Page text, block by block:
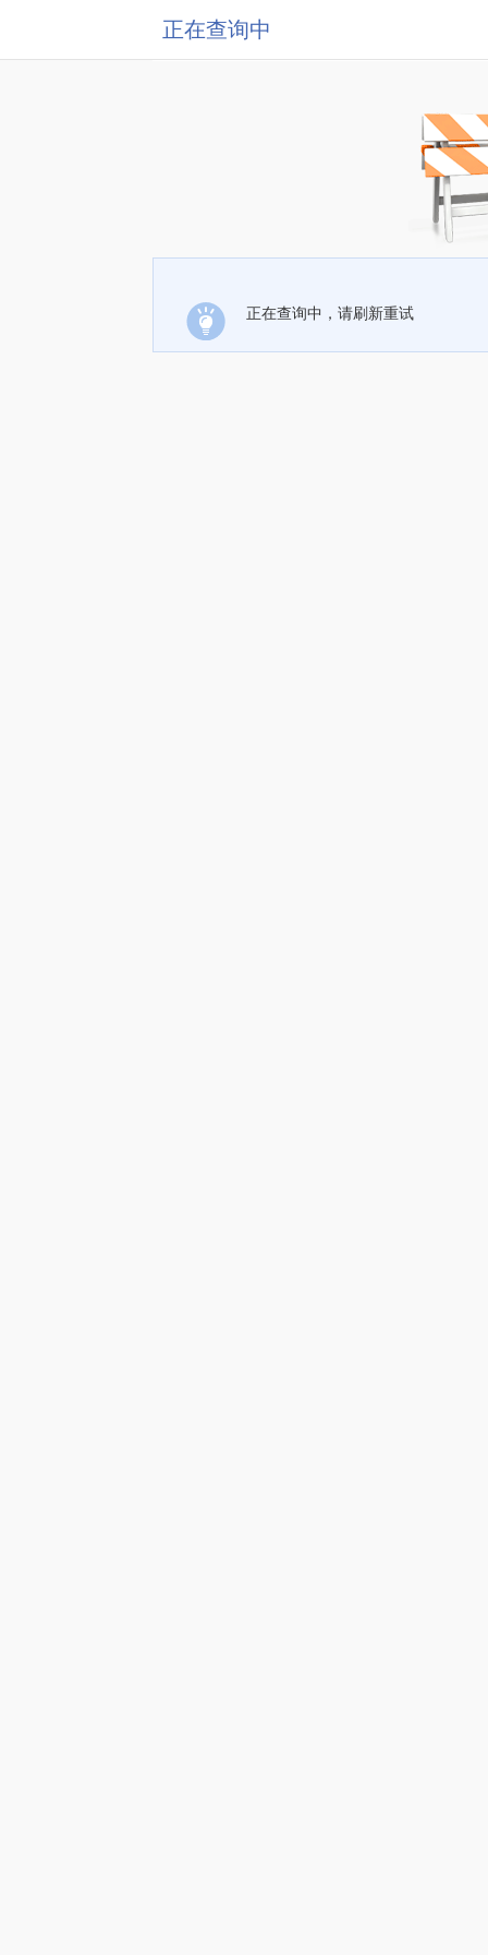
正在查询中
正在查询中，请刷新重试